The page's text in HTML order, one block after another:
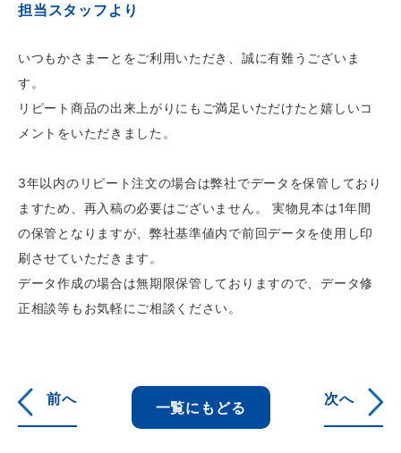
担当スタッフより
いつもかさまーとをご利用いただき、誠に有難うございま
す。
リピート商品の出来上がりにもご満足いただけたと嬉しいコ
メントをいただきました。
3年以内のリピート注文の場合は弊社でデータを保管しており
ますため、再入稿の必要はございません。 実物見本は1年間
の保管となりますが、弊社基準値内で前回データを使用し印
刷させていただきます。
データ作成の場合は無期限保管しておりますので、データ修
正相談等もお気軽にご相談ください。
前へ 一覧にもどる 次へ